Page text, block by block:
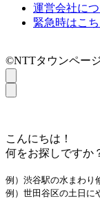
運営会社に
緊急時はこ
©NTTタウンページ
こんにちは！
何をお探しですか
例）渋谷駅の水まわり
例）世田谷区の土日に